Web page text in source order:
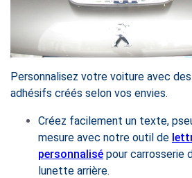
Personnalisez votre voiture avec
adhésifs créés selon vos envies.
Créez facilement un texte,
mesure avec notre outil de
personnalisé pour carrosserie
lunette arrière.